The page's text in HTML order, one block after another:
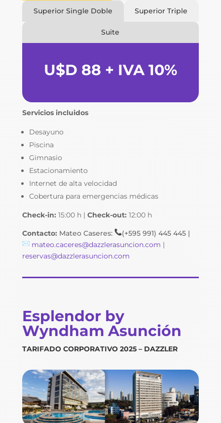
Superior Single Doble Superior Triple
Suite
U$D 88 + IVA 10%
Servicios incluidos
Desayuno
Piscina
Gimnasio
Estacionamiento
Internet de alta velocidad
Cobertura para emergencias médicas
Check-in: 15:00 h | Check-out: 12:00 h
Contacto: Mateo Caseres:
(+595 991) 445 445 |
mateo.caceres@dazzlerasuncion.com |
reservas@dazzlerasuncion.com
Esplendor by
Wyndham Asunción
TARIFADO CORPORATIVO 2025 – DAZZLER